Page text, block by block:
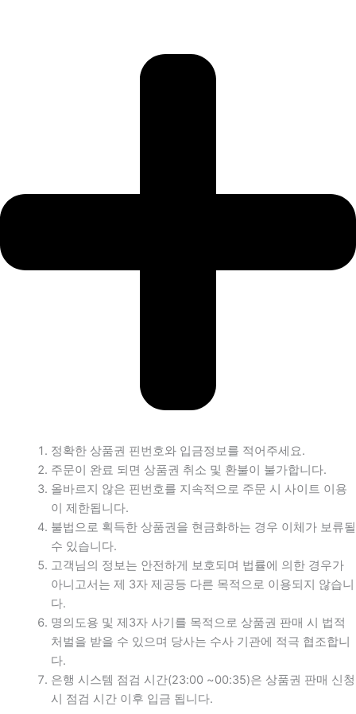
정확한 상품권 핀번호와 입금정보를 적어주세요.
주문이 완료 되면 상품권 취소 및 환불이 불가합니다.
올바르지 않은 핀번호를 지속적으로 주문 시 사이트 이용
이 제한됩니다.
불법으로 획득한 상품권을 현금화하는 경우 이체가 보류될
수 있습니다.
고객님의 정보는 안전하게 보호되며 법률에 의한 경우가
아니고서는 제 3자 제공등 다른 목적으로 이용되지 않습니
다.
명의도용 및 제3자 사기를 목적으로 상품권 판매 시 법적
처벌을 받을 수 있으며 당사는 수사 기관에 적극 협조합니
다.
은행 시스템 점검 시간(23:00 ~00:35)은 상품권 판매 신청
시 점검 시간 이후 입금 됩니다.